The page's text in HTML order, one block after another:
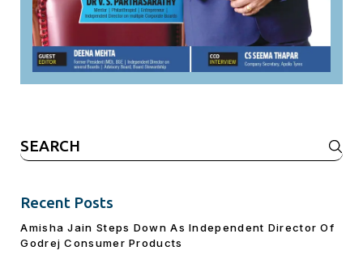
Search
for:
Recent Posts
Amisha Jain Steps Down As Independent Director Of
Godrej Consumer Products